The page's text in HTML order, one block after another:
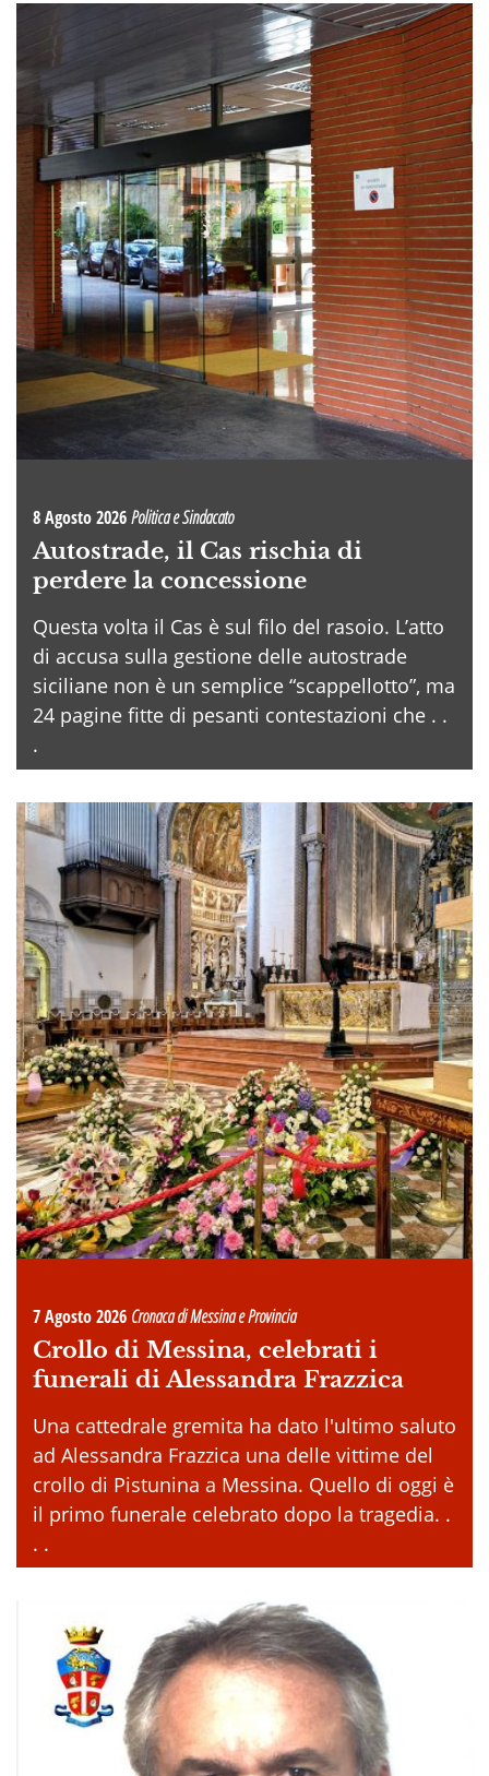
8 Agosto 2026Politica e Sindacato
Autostrade, il Cas rischia di
perdere la concessione
Questa volta il Cas è sul filo del rasoio. L’atto
di accusa sulla gestione delle autostrade
siciliane non è un semplice “scappellotto”, ma
24 pagine fitte di pesanti contestazioni che . .
.
7 Agosto 2026 Cronaca di Messina e Provincia
Crollo di Messina, celebrati i
funerali di Alessandra Frazzica
Una cattedrale gremita ha dato l'ultimo saluto
ad Alessandra Frazzica una delle vittime del
crollo di Pistunina a Messina. Quello di oggi è
il primo funerale celebrato dopo la tragedia. .
. .